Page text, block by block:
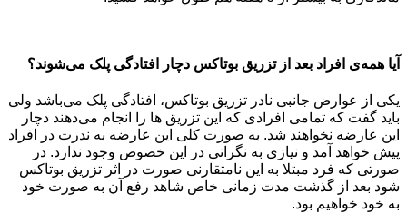
آیا همه‌ی افراد بعد از تزریق بوتاکس دچار افتادگی پلک می‌شوند؟
یکی از عوارض جانبی نادر تزریق بوتاکس، افتادگی پلک می‌باشد ولی
باید گفت که تمامی افرادی که این تزریق ها را انجام می‌دهند دچار
این عارضه نخواهند شد. به صورت کلی این عارضه به ندرت در افراد
پیش خواهد آمد و نیازی به نگرانی در این خصوص وجود ندارد. در
صورتی که فرد مبتلا به این نامتقارنی صورت در اثر تزریق بوتاکس
شود بعد از گذشت مدت زمانی خاص شاهد رفع آن به صورت خود
به خود خواهیم بود.